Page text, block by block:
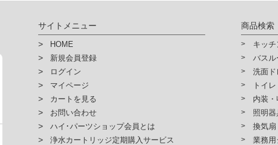
サイトメニュー
HOME
新規会員登録
ログイン
マイページ
カートを見る
お問い合わせ
ハイ･パーツショップ会員とは
浄水カートリッジ定期購入サービス
商品検索
キッチ
バスル
洗面ド
トイレ
内装・
照明器
換気扇
業務用